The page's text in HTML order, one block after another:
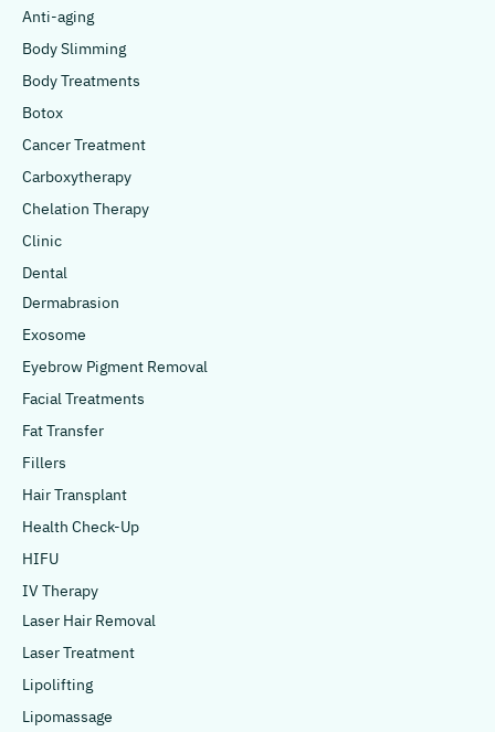
Anti-aging
Body Slimming
Body Treatments
Botox
Cancer Treatment
Carboxytherapy
Chelation Therapy
Clinic
Dental
Dermabrasion
Exosome
Eyebrow Pigment Removal
Facial Treatments
Fat Transfer
Fillers
Hair Transplant
Health Check-Up
HIFU
IV Therapy
Laser Hair Removal
Laser Treatment
Lipolifting
Lipomassage